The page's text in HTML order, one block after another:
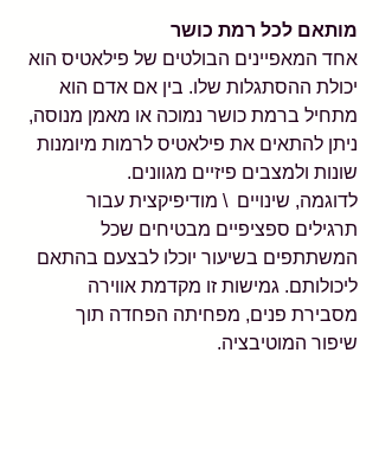
מותאם לכל רמת כושר
אחד המאפיינים הבולטים של פילאטיס הוא
יכולת ההסתגלות שלו. בין אם אדם הוא
מתחיל ברמת כושר נמוכה או מאמן מנוסה,
ניתן להתאים את פילאטיס לרמות מיומנות
שונות ולמצבים פיזיים מגוונים.
לדוגמה, שינויים  \ מודיפיקצית עבור
תרגילים ספציפיים מבטיחים שכל
המשתתפים בשיעור יוכלו לבצעם בהתאם
ליכולותם. גמישות זו מקדמת אווירה
מסבירת פנים, מפחיתה הפחדה תוך
שיפור המוטיבציה.